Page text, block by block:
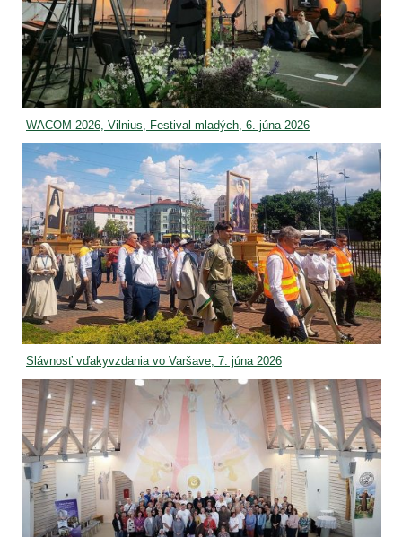
WACOM 2026, Vilnius, Festival mladých, 6. júna 2026
Slávnosť vďakyvzdania vo Varšave, 7. júna 2026